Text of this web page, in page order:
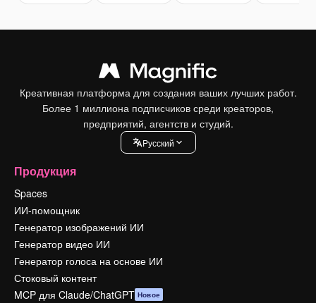
Креативная платформа для создания ваших лучших работ.
Более 1 миллиона подписчиков среди креаторов,
предприятий, агентств и студий.
Pусский
Продукция
Spaces
ИИ-помощник
Генератор изображений ИИ
Генератор видео ИИ
Генератор голоса на основе ИИ
Стоковый контент
MCP для Claude/ChatGPT Новое